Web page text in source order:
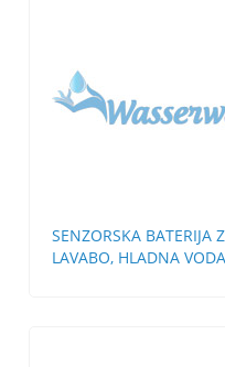
SENZORSKA BATERIJA
LAVABO, HLADNA VODA